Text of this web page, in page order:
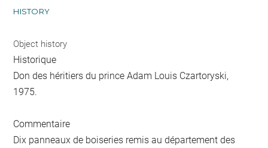
HISTORY
Object history
Historique
Don des héritiers du prince Adam Louis Czartoryski,
1975.
Commentaire
Dix panneaux de boiseries remis au département des